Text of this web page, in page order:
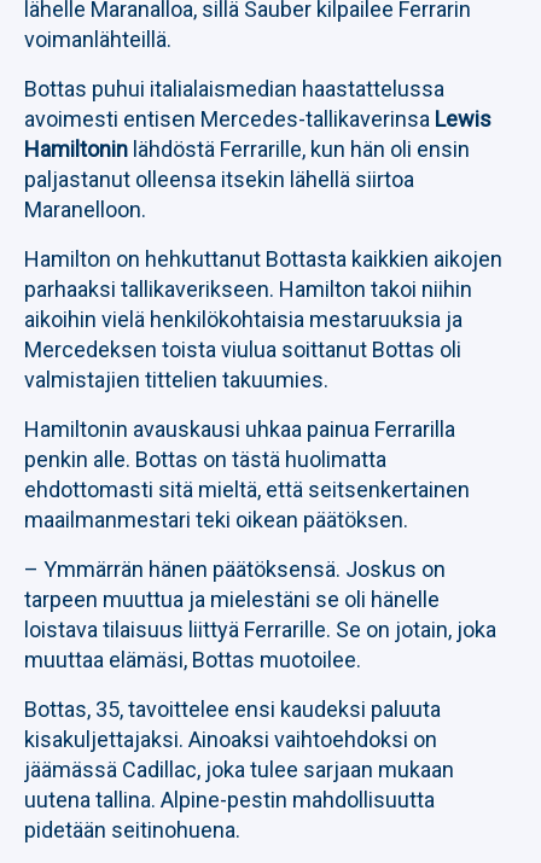
lähelle Maranalloa, sillä Sauber kilpailee Ferrarin
voimanlähteillä.
Bottas puhui italialaismedian haastattelussa
avoimesti entisen Mercedes-tallikaverinsa Lewis
Hamiltonin lähdöstä Ferrarille, kun hän oli ensin
paljastanut olleensa itsekin lähellä siirtoa
Maranelloon.
Hamilton on hehkuttanut Bottasta kaikkien aikojen
parhaaksi tallikaverikseen. Hamilton takoi niihin
aikoihin vielä henkilökohtaisia mestaruuksia ja
Mercedeksen toista viulua soittanut Bottas oli
valmistajien tittelien takuumies.
Hamiltonin avauskausi uhkaa painua Ferrarilla
penkin alle. Bottas on tästä huolimatta
ehdottomasti sitä mieltä, että seitsenkertainen
maailmanmestari teki oikean päätöksen.
– Ymmärrän hänen päätöksensä. Joskus on
tarpeen muuttua ja mielestäni se oli hänelle
loistava tilaisuus liittyä Ferrarille. Se on jotain, joka
muuttaa elämäsi, Bottas muotoilee.
Bottas, 35, tavoittelee ensi kaudeksi paluuta
kisakuljettajaksi. Ainoaksi vaihtoehdoksi on
jäämässä Cadillac, joka tulee sarjaan mukaan
uutena tallina. Alpine-pestin mahdollisuutta
pidetään seitinohuena.